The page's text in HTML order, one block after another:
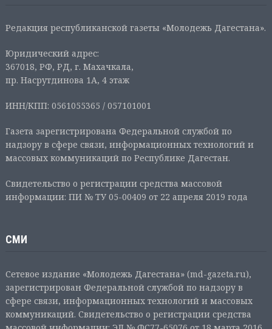
Редакция республиканской газеты «Молодежь Дагестана».
Юридический адрес:
367018, РФ, РД, г. Махачкала,
пр. Насрутдинова 1А, 4 этаж
ИНН/КПП: 0561055365 / 057101001
Газета зарегистрирована Федеральной службой по
надзору в сфере связи, информационных технологий и
массовых коммуникаций по Республике Дагестан.
Свидетельство о регистрации средства массовой
информации: ПИ № ТУ 05-00409 от 22 апреля 2019 года
СМИ
Сетевое издание «Молодежь Дагестана» (md-gazeta.ru),
зарегистрирован Федеральной службой по надзору в
сфере связи, информационных технологий и массовых
коммуникаций. Свидетельство о регистрации средства